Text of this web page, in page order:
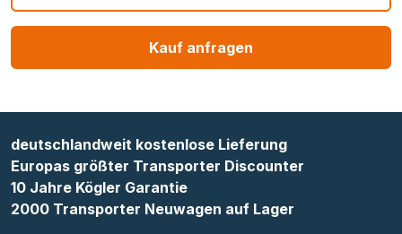
Kauf anfragen
deutschlandweit kostenlose Lieferung
Europas größter Transporter Discounter
10 Jahre Kögler Garantie
2000 Transporter Neuwagen auf Lager